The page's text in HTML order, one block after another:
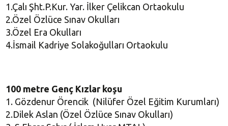
1.Çalı Şht.P.Kur. Yar. İlker Çelikcan Ortaokulu
2.Özel Özlüce Sınav Okulları
3.Özel Era Okulları
4.İsmail Kadriye Solakoğulları Ortaokulu
100 metre Genç Kızlar koşu
1. Gözdenur Örencik (Nilüfer Özel Eğitim Kurumları)
2.Dilek Aslan (Özel Özlüce Sınav Okulları)